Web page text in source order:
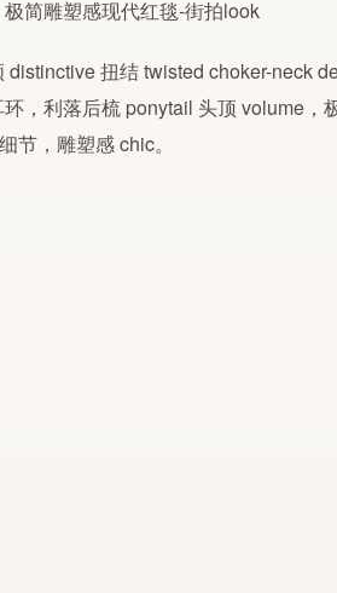
扭结 twisted choker-neck
，利落后梳 ponytail 头顶 volume，
节，雕塑感 chic。